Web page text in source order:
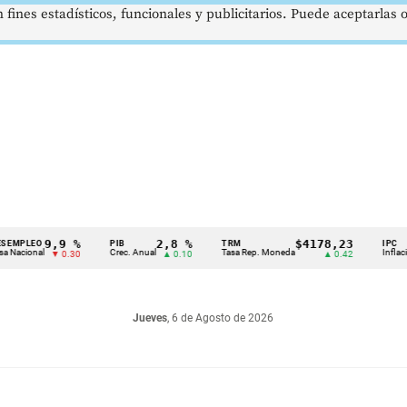
9,9 %
▼ 0.30 Crec. Anual
2,8 %
▲ 0.10 Tasa Rep. Moneda
$4178,23
▲ 0.42 Inflación
Jueves, 6 de Agosto de 2026
estadísticos, funcionales y publicitarios. Puede aceptarlas